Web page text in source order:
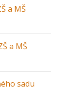
a MŠ
a MŠ
sadu